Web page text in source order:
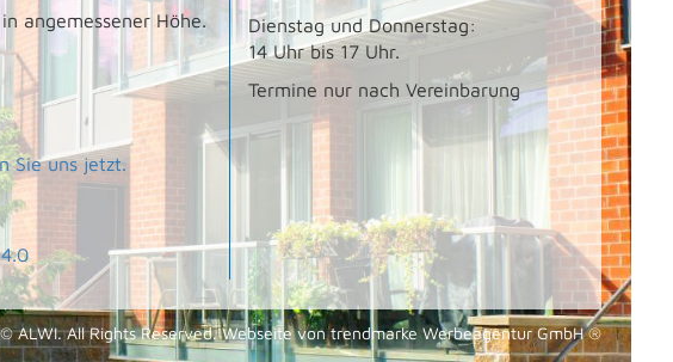
angemessener Höhe.
Sie uns jetzt.
Dienstag und Donnerstag:
14 Uhr bis 17 Uhr.
Termine nur nach Vereinbarung
© ALWI. All Rights Reserved. Webseite vontrendmarke Werbeagentur GmbH ®